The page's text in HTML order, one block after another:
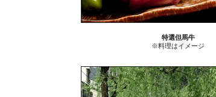
特選但馬牛
※料理はイメージ